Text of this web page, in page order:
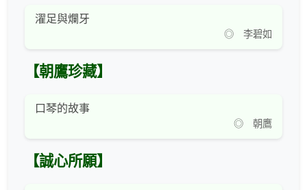
濯足與爛牙
◎ 李碧如
【朝鷹珍藏】
口琴的故事
◎ 朝鷹
【誠心所願】